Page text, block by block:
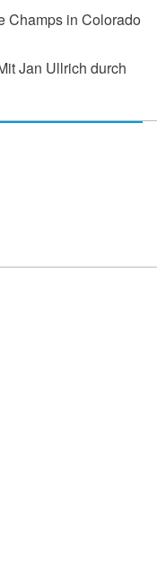
Champs in Colorado
Jan Ullrich durch